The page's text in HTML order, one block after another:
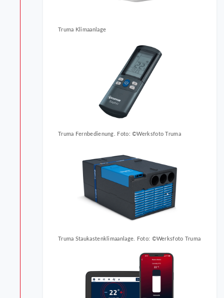
Truma Klimaanlage
Truma Fernbedienung. Foto: ©Werksfoto Truma
Truma Staukastenklimaanlage. Foto: ©Werksfoto Truma